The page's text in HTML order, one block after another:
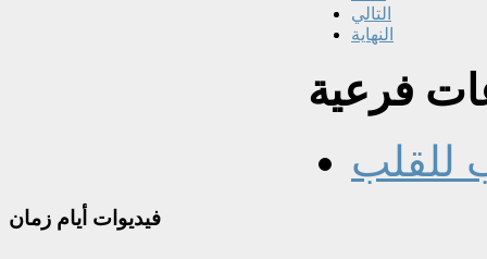
التالي
النهاية
فرعية
للقلب
فيديوات أيام زمان